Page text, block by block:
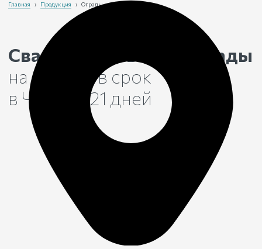
Главная › Продукция › Ограды
Сварные и кованые ограды
на могилу в срок
в Чите
от 21 дней